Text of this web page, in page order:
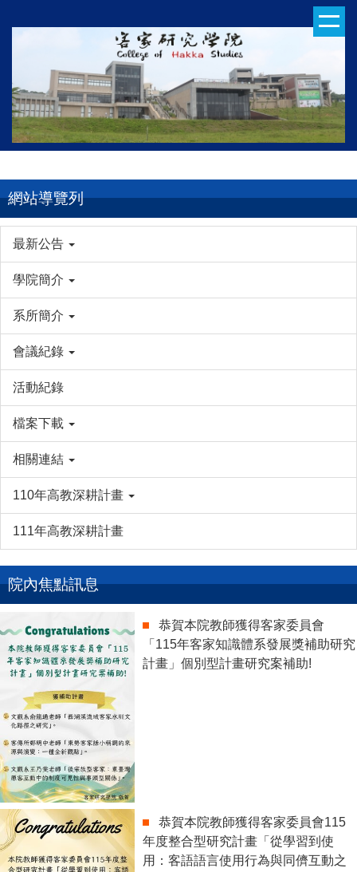
到
內
容
區
網站導覽列
最新公告
學院簡介
系所簡介
會議紀錄
活動紀錄
檔案下載
相關連結
110年高教深耕計畫
111年高教深耕計畫
院內焦點訊息
恭賀本院教師獲得客家委員會
「115年客家知識體系發展獎補助研究
計畫」個別型計畫研究案補助!
恭賀本院教師獲得客家委員會115
年度整合型研究計畫「從學習到使
用：客語語言使用行為與同儕互動之